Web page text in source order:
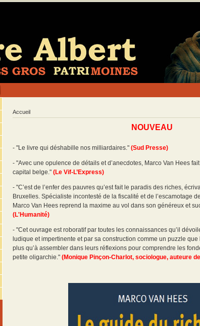
Accueil
NOUVEAU
- "Le livre qui déshabille nos milliardaires." (Sud Presse)
- "Avec une opulence de détails et d’anecdotes, Marco Van Hees
capital belge." (Le Vif-L’Express)
- "C’est de l’enfer des pauvres qu’est fait le paradis des riches,
Bruxelles. Spécialiste incontesté de la fiscalité et de l’escamotage
Marco Van Hees reprend la maxime au vol dans son généreux et
(L'Humanité)
- "Cet ouvrage est roboratif par toutes les connaissances qu’il
ludique et impertinente et par sa construction comme un puzzle
plus qu’à assembler dans leurs réflexions pour comprendre les
petite oligarchie." (Monique Pinçon-Charlot, sociologue, auteure